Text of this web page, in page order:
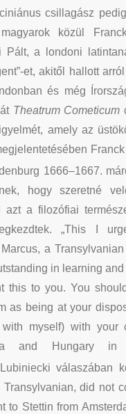
csillagász
közül
Pált, a londoni
et, akitől hallott
és még
Theatrum Cometicum
amely az
1666–1667.
hogy szeretné
azt a filozófiai
„This I
a
in learning
this to you. You
as being at your
myself) with your
and Hungary in
Lubiniecki válaszában
Transylvanian, did not
to Stettin from